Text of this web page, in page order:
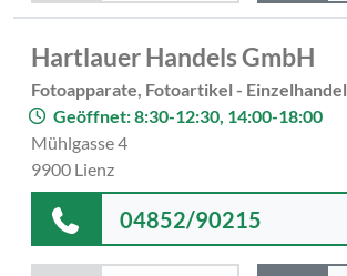
Hartlauer Handels GmbH
Fotoapparate, Fotoartikel - Einzelhandel
Geöffnet: 8:30-12:30, 14:00-18:00
Mühlgasse 4
9900 Lienz
04852/90215